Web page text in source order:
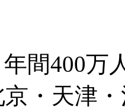
間400万
・天津